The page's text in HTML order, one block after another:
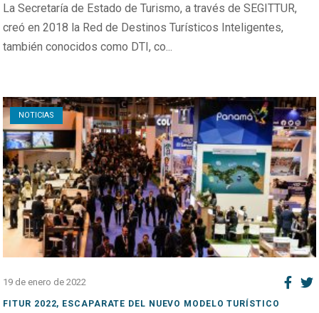
La Secretaría de Estado de Turismo, a través de SEGITTUR,
creó en 2018 la Red de Destinos Turísticos Inteligentes,
también conocidos como DTI, co...
NOTICIAS
Open post
19 de enero de 2022
FITUR 2022, ESCAPARATE DEL NUEVO MODELO TURÍSTICO